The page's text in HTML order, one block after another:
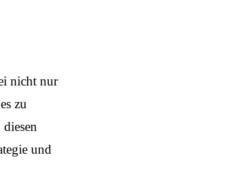
nicht nur
zu
und